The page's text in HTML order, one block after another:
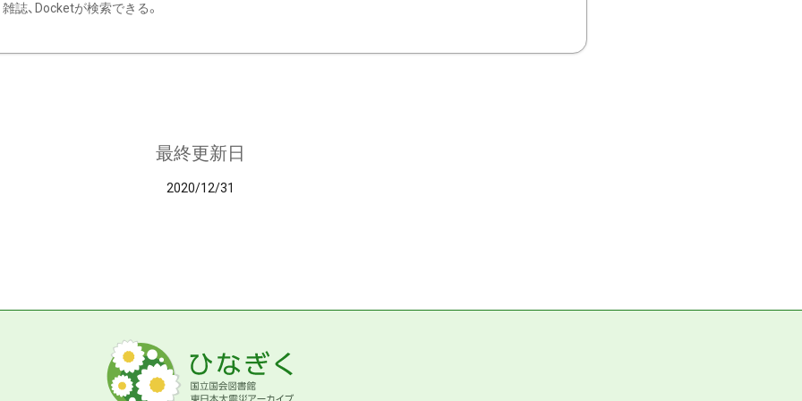
雑誌、Docketが検索できる。
最終更新日
2020/12/31